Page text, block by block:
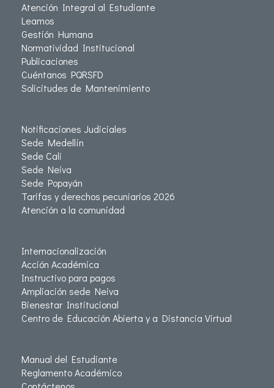
Atención Integral al Estudiante
Leamos
Gestión Humana
Normatividad Institucional
Publicaciones
Cuéntanos PQRSFD
Solicitudes de Mantenimiento
Notificaciones Judiciales
Sede Medellín
Sede Cali
Sede Neiva
Sede Popayán
Tarifas y derechos pecuniarios 2026
Atención a la comunidad
Internacionalización
Acción Académica
Instructivo para pagos
Ampliación sede Neiva
Bienestar Institucional
Centro de Educación Abierta y a Distancia Virtual
Manual del Estudiante
Reglamento Académico